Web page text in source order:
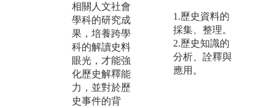
相關人文社會
學科的研究成
果，培養跨學
科的解讀史料
眼光，才能強
化歷史解釋能
力，並對於歷
史事件的背
聯。
1.歷史資料的
採集、整理。
2.歷史知識的
分析、詮釋與
應用。